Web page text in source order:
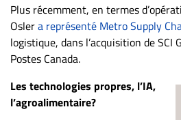
Plus récemment, en termes
Oslera représenté Metro Supply
logistique, dans l’acquisition de SCI
Postes Canada.
Les technologies propres, l’IA,
l’agroalimentaire?